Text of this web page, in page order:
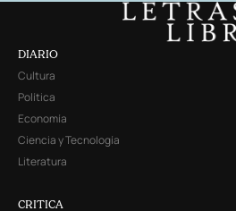
DIARIO
Cultura
Política
Economía
Ciencia y Tecnología
Literatura
CRITICA